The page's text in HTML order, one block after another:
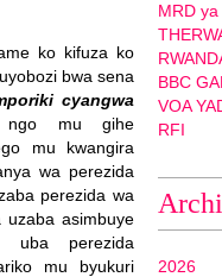
ko kifuza ko
bwa sena
cyangwa
ngo mu gihe
mu kwangira
wa perezida
perezida wa
asimbuye
uba perezida
mu byukuri
MRD
BBC
VOA
RFI
2026